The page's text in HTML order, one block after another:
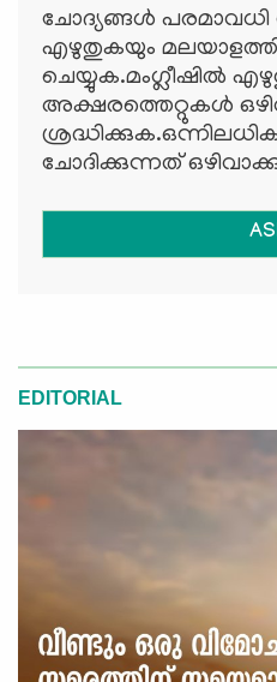
ചോദ്യങ്ങള്‍ പരമാവധി
എഴുതുകയും
ചെയ്യുക.മംഗ്ലീഷില്‍
അക്ഷരത്തെറ്റുകള്‍
ചോദിക്കുന്നത്
EDITORIAL